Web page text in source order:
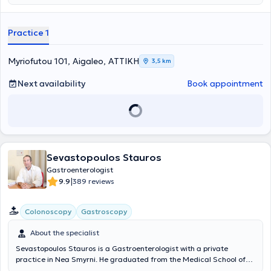
practice, he offers a wide range of services, tailored to the needs of
Practice 1
Myriofutou 101, Aigaleo, ΑΤΤΙΚΗ 3,5 km
Next availability Book appointment
Sevastopoulos Stauros
Gastroenterologist
9.9|389 reviews
Colonoscopy Gastroscopy
About the specialist
Sevastopoulos Stauros is a Gastroenterologist with a private
practice in Nea Smyrni. He graduated from the Medical School of